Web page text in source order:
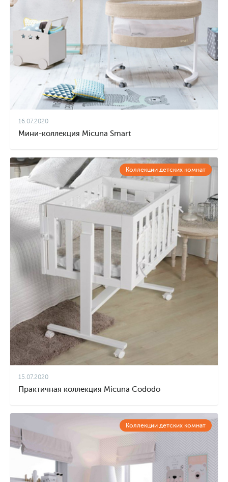
16.07.2020
Мини-коллекция Micuna Smart
Коллекции детских комнат
15.07.2020
Практичная коллекция Micuna Cododo
Коллекции детских комнат